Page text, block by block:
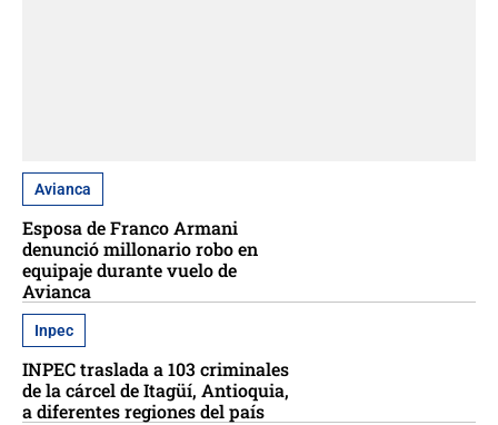
Avianca
Esposa de Franco Armani
denunció millonario robo en
equipaje durante vuelo de
Avianca
Inpec
INPEC traslada a 103 criminales
de la cárcel de Itagüí, Antioquia,
a diferentes regiones del país